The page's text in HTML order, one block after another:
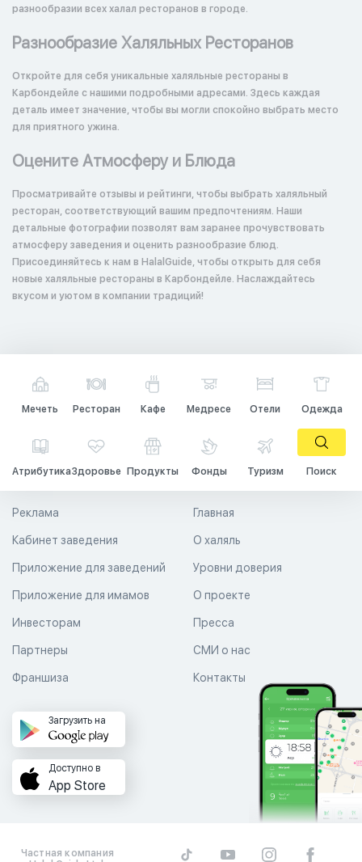
разнообразии всех халал ресторанов в городе.
Разнообразие Халяльных Ресторанов
Откройте для себя уникальные халяльные рестораны в
Карбондейле с нашими подробными адресами. Здесь каждая
деталь имеет значение, чтобы вы могли спокойно выбрать место
для приятного ужина.
Оцените Атмосферу и Блюда
Просматривайте отзывы и рейтинги, чтобы выбрать халяльный
ресторан, соответствующий вашим предпочтениям. Наши
детальные фотографии позволят вам заранее прочувствовать
атмосферу заведения и оценить разнообразие блюд.
Присоединяйтесь к нам в HalalGuide, чтобы открыть для себя
новые халяльные рестораны в Карбондейле. Наслаждайтесь
вкусом и уютом в компании традиций!
Мечеть Ресторан Кафе Медресе Отели Одежда
АтрибутикаЗдоровье Продукты Фонды Туризм Поиск
Главная
О халяль
Уровни доверия
Реклама
Кабинет заведения
Приложение для заведений
Приложение для имамов О проекте
Пресса
СМИ о нас
Контакты
Инвесторам
Партнеры
Франшиза
Загрузить на
Доступно в
App Store
Частная компания